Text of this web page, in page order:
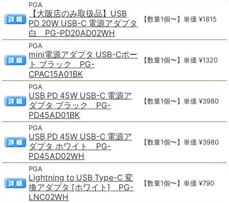
PGA
【大阪店のみ取扱品】USB
PD 20W USB-C 電源アダプタ
白 PG-PD20AD02WH
【数量1個〜】単価 ¥1815
PGA
mini電源アダプタ USB-Cポー
ト ブラック PG-
CPAC15A01BK
【数量1個〜】単価 ¥1320
PGA
USB PD 45W USB-C 電源ア
ダプタ ブラック PG-
PD45AD01BK
【数量1個〜】単価 ¥3980
PGA
USB PD 45W USB-C 電源ア
ダプタ ホワイト PG-
PD45AD02WH
【数量1個〜】単価 ¥3980
PGA
Lightning to USB Type-C 変
換アダプタ [ホワイト] PG-
LNC02WH
【数量1個〜】単価 ¥790